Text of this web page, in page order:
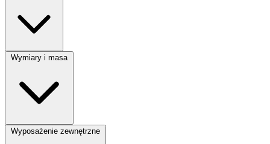
Rodzaj paliwa:Diesel
Wymiary i masa
Liczba miejsc: 4
Wyposażenie zewnętrzne